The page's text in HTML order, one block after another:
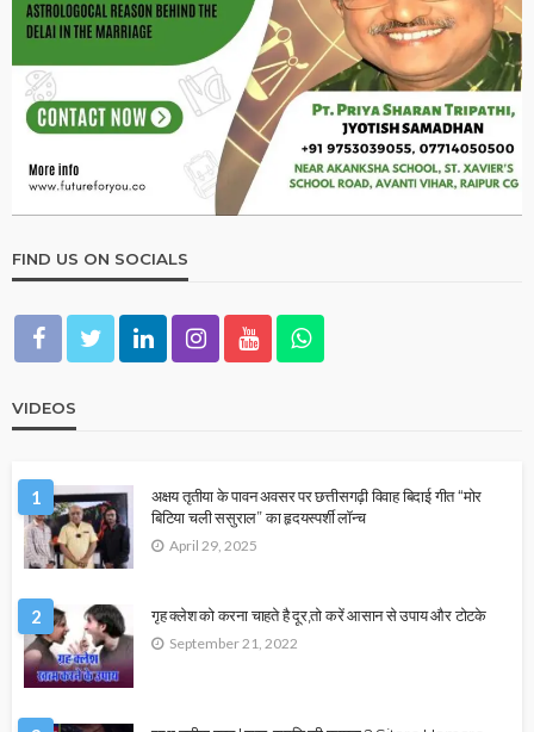
FIND US ON SOCIALS
VIDEOS
1
अक्षय तृतीया के पावन अवसर पर छत्तीसगढ़ी विवाह बिदाई गीत “मोर
बिटिया चली ससुराल” का हृदयस्पर्शी लॉन्च
April 29, 2025
2 गृह क्लेश को करना चाहते है दूर,तो करें आसान से उपाय और टोटके
September 21, 2022